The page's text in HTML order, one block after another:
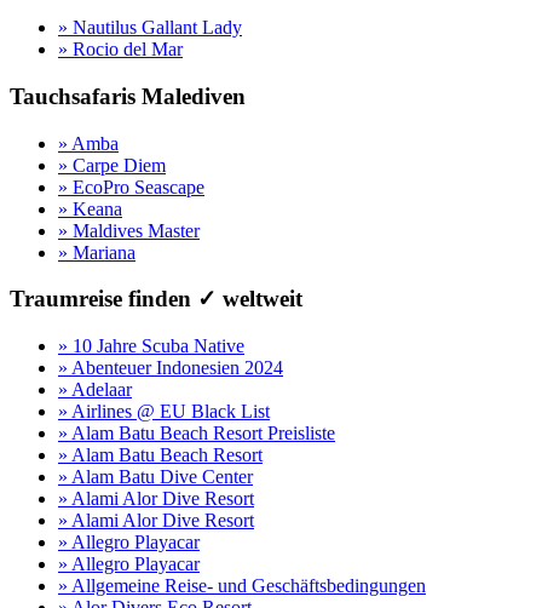
» Nautilus Gallant Lady
» Rocio del Mar
Tauchsafaris Malediven
» Amba
» Carpe Diem
» EcoPro Seascape
» Keana
» Maldives Master
» Mariana
Traumreise finden ✓ weltweit
» 10 Jahre Scuba Native
» Abenteuer Indonesien 2024
» Adelaar
» Airlines @ EU Black List
» Alam Batu Beach Resort Preisliste
» Alam Batu Beach Resort
» Alam Batu Dive Center
» Alami Alor Dive Resort
» Alami Alor Dive Resort
» Allegro Playacar
» Allegro Playacar
» Allgemeine Reise- und Geschäftsbedingungen